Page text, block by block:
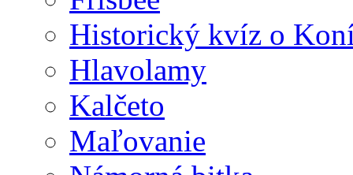
Historický kvíz o
Hlavolamy
Kalčeto
Maľovanie